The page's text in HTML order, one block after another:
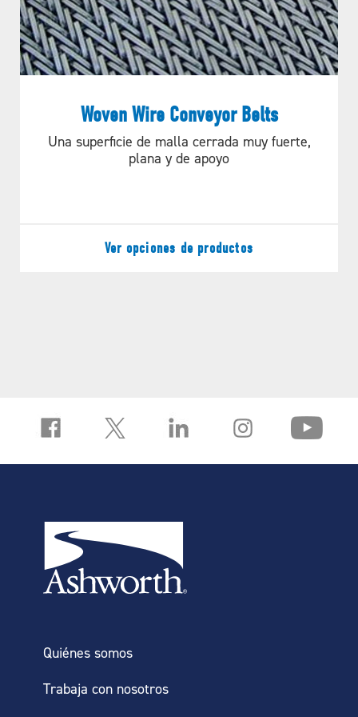
Woven Wire Conveyor Belts
Una superficie de malla cerrada muy fuerte,
plana y de apoyo
Ver opciones de productos
Quiénes somos
Trabaja con nosotros